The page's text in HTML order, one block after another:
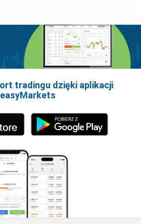
tradingu dzięki aplikacji
easyMarkets